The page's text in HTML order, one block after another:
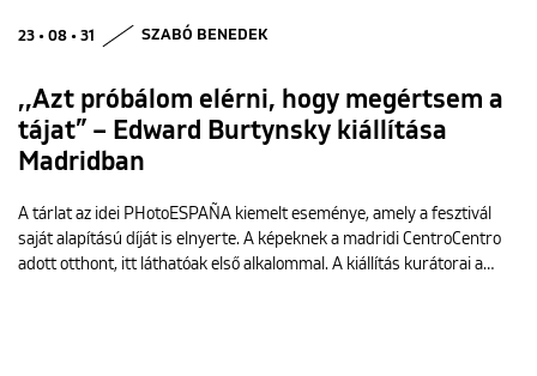
23 • 08 • 31 SZABÓ BENEDEK
,,Azt próbálom elérni, hogy megértsem a
tájat” – Edward Burtynsky kiállítása
Madridban
A tárlat az idei PHotoESPAÑA kiemelt eseménye, amely a fesztivál
saját alapítású díját is elnyerte. A képeknek a madridi CentroCentro
adott otthont, itt láthatóak első alkalommal. A kiállítás kurátorai a…